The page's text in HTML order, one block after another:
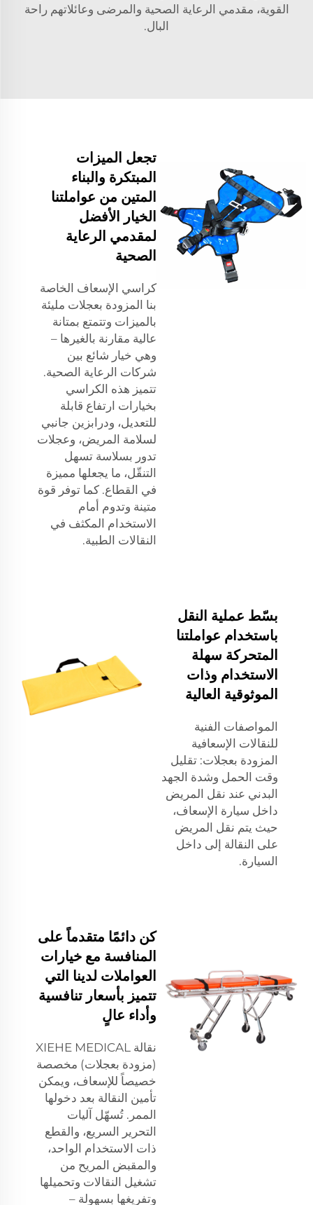
القوية، مقدمي الرعاية الصحية والمرضى وعائلاتهم راحة
البال.
تجعل الميزات
المبتكرة والبناء
المتين من عواملتنا
الخيار الأفضل
لمقدمي الرعاية
الصحية
كراسي الإسعاف الخاصة
بنا المزودة بعجلات مليئة
بالميزات وتتمتع بمتانة
عالية مقارنة بالغيرها –
وهي خيار شائع بين
شركات الرعاية الصحية.
تتميز هذه الكراسي
بخيارات ارتفاع قابلة
للتعديل، ودرابزين جانبي
لسلامة المريض، وعجلات
تدور بسلاسة تسهل
التنقّل، ما يجعلها مميزة
في القطاع. كما توفر قوة
متينة وتدوم أمام
الاستخدام المكثف في
النقالات الطبية.
بسّط عملية النقل
باستخدام عواملتنا
المتحركة سهلة
الاستخدام وذات
الموثوقية العالية
المواصفات الفنية
للنقالات الإسعافية
المزودة بعجلات: تقليل
وقت الحمل وشدة الجهد
البدني عند نقل المريض
داخل سيارة الإسعاف،
حيث يتم نقل المريض
على النقالة إلى داخل
السيارة.
كن دائمًا متقدماً على
المنافسة مع خيارات
العواملات لدينا التي
تتميز بأسعار تنافسية
وأداء عالٍ
نقالة XIEHE MEDICAL
(مزودة بعجلات) مخصصة
خصيصاً للإسعاف، ويمكن
تأمين النقالة بعد دخولها
الممر. تُسهّل آليات
التحرير السريع، والقطع
ذات الاستخدام الواحد،
والمقبض المريح من
تشغيل النقالات وتحميلها
وتفريغها بسهولة –